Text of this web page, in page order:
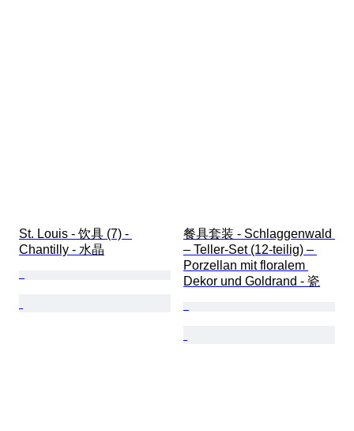
St. Louis - 饮具 (7) -
Chantilly - 水晶
餐具套装 - Schlaggenwald
– Teller-Set (12-teilig) –
Porzellan mit floralem
Dekor und Goldrand - 瓷